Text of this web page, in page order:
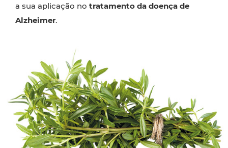
a sua aplicação no tratamento da doença de
Alzheimer.